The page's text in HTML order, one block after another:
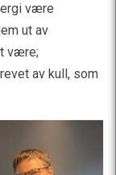
være
ut av
være;
av kull, som